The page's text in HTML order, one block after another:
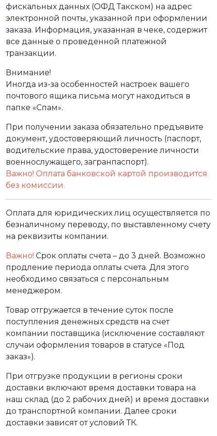
фискальных данных (ОФД Такском) на адрес
электронной почты, указанной при оформлении
заказа. Информация, указанная в чеке, содержит
все данные о проведенной платежной
транзакции.
Внимание!
Иногда из-за особенностей настроек вашего
почтового ящика письма могут находиться в
папке «Спам».
При получении заказа обязательно предъявите
документ, удостоверяющий личность (паспорт,
водительские права, удостоверение личности
военнослужащего, загранпаспорт).
Важно! Оплата банковской картой производится
без комиссии.
Оплата для юридических лиц осуществляется по
безналичному переводу, по выставленному счету
на реквизиты компании.
Важно! Срок оплаты счета – до 3 дней. Возможно
продление периода оплаты счета. Для этого
необходимо связаться с персональным
менеджером.
Товар отгружается в течение суток после
поступления денежных средств на счет
компании поставщика (исключение составляют
случаи оформления товаров в статусе «Под
заказ»).
При отгрузке продукции в регионы сроки
доставки включают время доставки товара на
наш склад (до 2 рабочих дней) и время доставки
до транспортной компании. Далее сроки
доставки зависят от условий ТК.